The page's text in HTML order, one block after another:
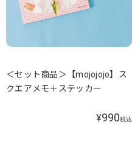
＜セット商品＞【mojojojo】ス
クエアメモ＋ステッカー
¥990税込